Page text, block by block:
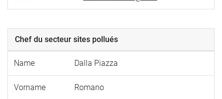
Chef du secteur sites pollués
Name Dalla Piazza
Vorname Romano